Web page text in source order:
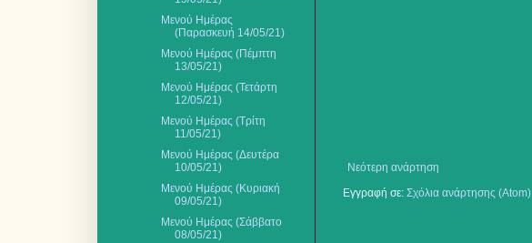
Νεότερη ανάρτηση
Εγγραφή σε: Σχόλια ανάρτησης (Atom)
Μενού Ημέρας
(Παρασκευή 14/05/21)
Μενού Ημέρας (Πέμπτη
13/05/21)
Μενού Ημέρας (Τετάρτη
12/05/21)
Μενού Ημέρας (Τρίτη
11/05/21)
Μενού Ημέρας (Δευτέρα
10/05/21)
Μενού Ημέρας (Κυριακή
09/05/21)
Μενού Ημέρας (Σάββατο
08/05/21)